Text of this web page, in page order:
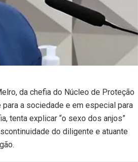
da chefia do Núcleo de Proteção
a sociedade e em especial para
tenta explicar “o sexo dos anjos”
do diligente e atuante